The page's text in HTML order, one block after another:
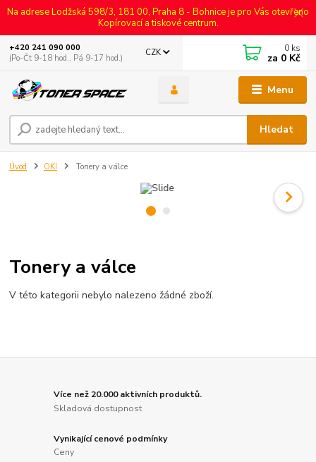
Na adrese Lodžská 598/3, 181 00, Praha 8 - Bohnice je pro Vás otevřeno
Kopírovací a tiskové centrum.
Menu
CZK
Hledat
+420 241 090 000
(Po-Čt 9-18 hod., Pá 9-17 hod.)
0 ks
za 0 Kč
Úvod OKI Tonery a válce
Tonery a válce
V této kategorii nebylo nalezeno žádné zboží.
Více než 20.000 aktivních produktů.
Skladová dostupnost
Vynikající cenové podmínky
Ceny